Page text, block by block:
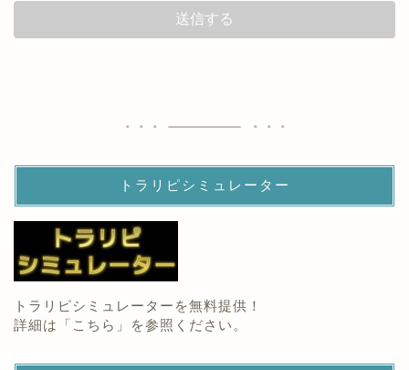
トラリピシミュレーター
トラリピシミュレーターを無料提供！
詳細は「 こちら 」を参照ください。